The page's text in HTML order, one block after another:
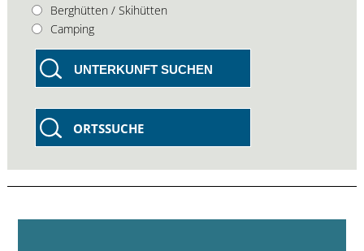
Berghütten / Skihütten
Camping
UNTERKUNFT SUCHEN
ORTSSUCHE